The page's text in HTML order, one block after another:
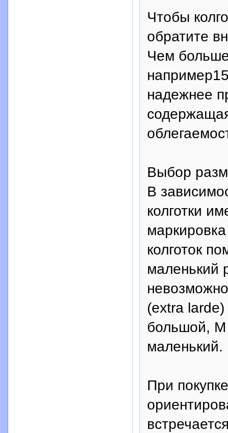
Чтобы
обратите
Чем
надежнее
Выбор
В
колготки
колготок
маленький
(extra
большой,
маленький.
При